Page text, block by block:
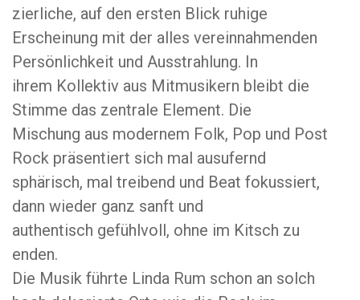
zierliche, auf den ersten Blick ruhige
Erscheinung mit der alles vereinnahmenden
Persönlichkeit und Ausstrahlung. In
ihrem Kollektiv aus Mitmusikern bleibt die
Stimme das zentrale Element. Die
Mischung aus modernem Folk, Pop und Post
Rock präsentiert sich mal ausufernd
sphärisch, mal treibend und Beat fokussiert,
dann wieder ganz sanft und
authentisch gefühlvoll, ohne im Kitsch zu
enden.
Die Musik führte Linda Rum schon an solch